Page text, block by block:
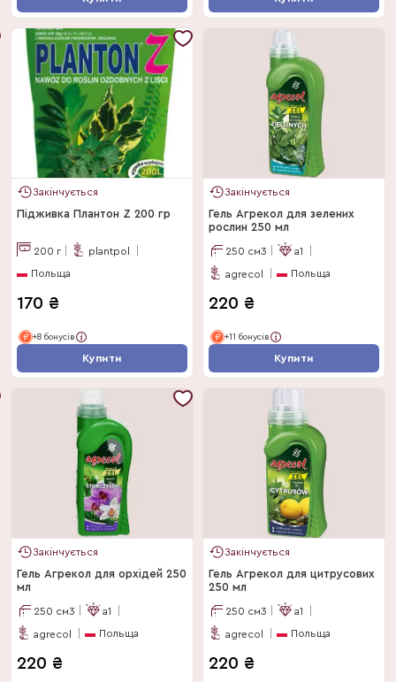
Закінчується
Підживка Плантон Z 200 гр
200 г plantpol
Польща
170 ₴
+8 бонусів
Купити
Закінчується
Гель Агрекол для зелених
рослин 250 мл
250 см3 a1
agrecol Польща
220 ₴
+11 бонусів
Купити
Закінчується
Гель Агрекол для орхідей 250
мл
250 см3 a1
agrecol Польща
220 ₴
Закінчується
Гель Агрекол для цитрусових
250 мл
250 см3 a1
agrecol Польща
220 ₴